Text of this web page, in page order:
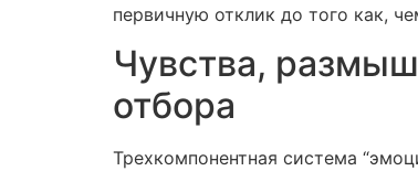
первичную отклик до того как,
Чувства,
отбора
Трехкомпонентная система